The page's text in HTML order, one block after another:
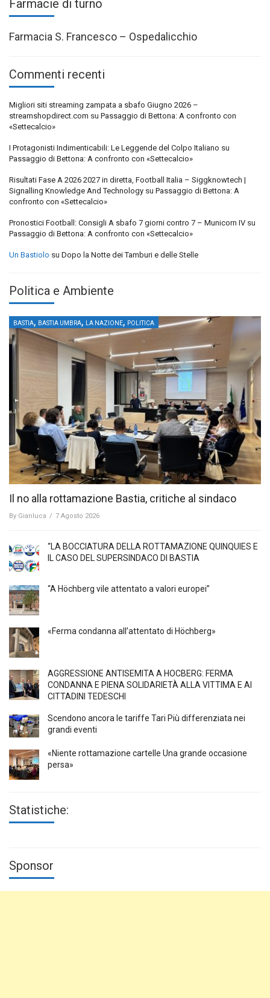
Farmacie di turno
Farmacia S. Francesco – Ospedalicchio
Commenti recenti
Migliori siti streaming zampata a sbafo Giugno 2026 –
streamshopdirect.com su Passaggio di Bettona: A confronto con
«Settecalcio»
I Protagonisti Indimenticabili: Le Leggende del Colpo Italiano su
Passaggio di Bettona: A confronto con «Settecalcio»
Risultati Fase A 2026 2027 in diretta, Football Italia – Siggknowtech |
Signalling Knowledge And Technology su Passaggio di Bettona: A
confronto con «Settecalcio»
Pronostici Football: Consigli A sbafo 7 giorni contro 7 – Municorn IV su
Passaggio di Bettona: A confronto con «Settecalcio»
Un Bastiolo su Dopo la Notte dei Tamburi e delle Stelle
Politica e Ambiente
BASTIA, BASTIA UMBRA, LA NAZIONE, POLITICA
Il no alla rottamazione Bastia, critiche al sindaco
By Gianluca / 7 Agosto 2026
“LA BOCCIATURA DELLA ROTTAMAZIONE QUINQUIES E
IL CASO DEL SUPERSINDACO DI BASTIA
“A Höchberg vile attentato a valori europei”
«Ferma condanna all’attentato di Höchberg»
AGGRESSIONE ANTISEMITA A HÖCBERG: FERMA
CONDANNA E PIENA SOLIDARIETÀ ALLA VITTIMA E AI
CITTADINI TEDESCHI
Scendono ancora le tariffe Tari Più differenziata nei
grandi eventi
«Niente rottamazione cartelle Una grande occasione
persa»
Statistiche:
Sponsor